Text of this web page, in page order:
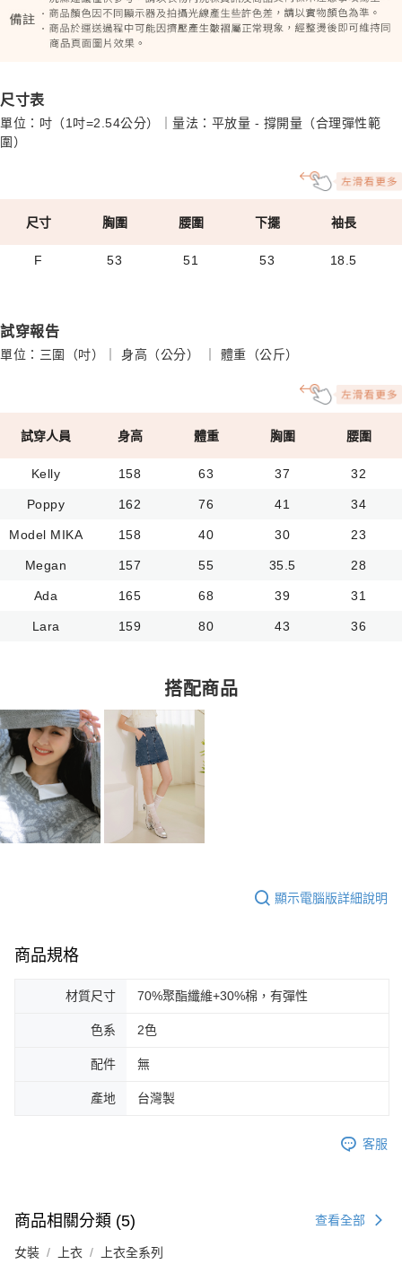
尺寸表
單位：吋（1吋=2.54公分）｜量法：平放量 - 撐開量（合理彈性範
圍）
尺寸 胸圍 腰圍 下擺 袖長
F 53 51 53 18.5
試穿報告
單位：三圍（吋）｜ 身高（公分） ｜ 體重（公斤）
試穿人員 身高 體重 胸圍 腰圍
Kelly 158 63 37 32
Poppy 162 76 41 34
Model MIKA 158 40 30 23
Megan 157 55 35.5 28
Ada 165 68 39 31
Lara 159 80 43 36
搭配商品
顯示電腦版詳細說明
商品規格
材質尺寸 70%聚酯纖維+30%棉，有彈性
色系 2色
配件 無
產地 台灣製
客服
商品相關分類 (5) 查看全部
女裝 上衣 上衣全系列